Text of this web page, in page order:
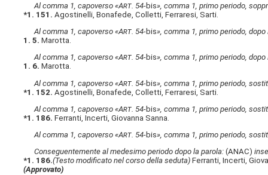
Al comma 1, capoverso «Art . 54-bis», comma 1, primo periodo,
*1. 151. Agostinelli, Bonafede, Colletti, Ferraresi, Sarti.
Al comma 1, capoverso «Art. 54-bis», comma 1, primo periodo, dopo
1. 5. Marotta.
Al comma 1, capoverso «Art. 54-bis», comma 1, primo periodo, dopo
1. 6. Marotta.
Al comma 1, capoverso «Art . 54-bis», comma 1, primo periodo,
*1. 152. Agostinelli, Bonafede, Colletti, Ferraresi, Sarti.
Al comma 1, capoverso «Art . 54-bis», comma 1, primo periodo,
*1. 186. Ferranti, Incerti, Giovanna Sanna.
Al comma 1, capoverso «Art . 54-bis», comma 1, primo periodo,
Conseguentemente al medesimo periodo dopo la parola: (ANAC)
*1. 186.(Testo modificato nel corso della seduta) Ferranti, Incerti,
(Approvato)